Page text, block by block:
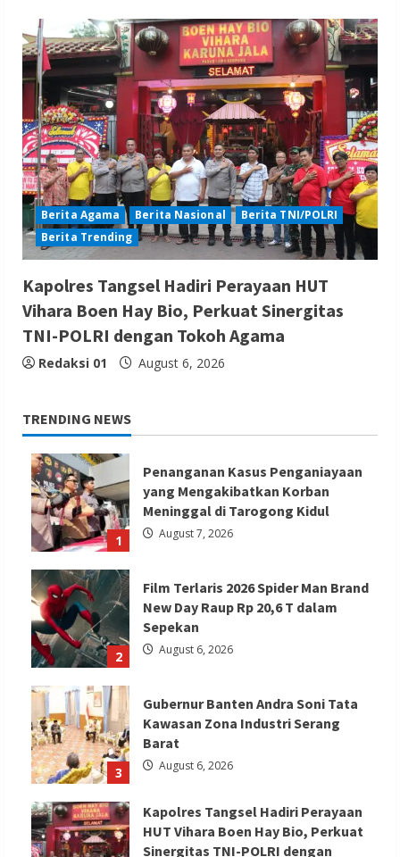
Berita Agama Berita Nasional
Berita TNI/POLRI
Berita Trending
Kapolres Tangsel Hadiri Perayaan HUT
Vihara Boen Hay Bio, Perkuat Sinergitas
TNI-POLRI dengan Tokoh Agama
Redaksi 01 August 6, 2026
TRENDING NEWS
1
Penanganan Kasus Penganiayaan
yang Mengakibatkan Korban
Meninggal di Tarogong Kidul
August 7, 2026
2
Film Terlaris 2026 Spider Man Brand
New Day Raup Rp 20,6 T dalam
Sepekan
August 6, 2026
3
Gubernur Banten Andra Soni Tata
Kawasan Zona Industri Serang
Barat
August 6, 2026
Kapolres Tangsel Hadiri Perayaan
HUT Vihara Boen Hay Bio, Perkuat
Sinergitas TNI-POLRI dengan